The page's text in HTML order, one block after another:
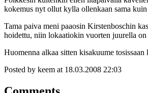
kokemus nyt ollut kylla ollenkaan sama
Tama paiva meni paaosin Kirstenboschin
hoidettu, niin lokaatiokin vuorten juurella
Huomenna alkaa sitten kisakuume
Posted by keem at 18.03.2008 22:03